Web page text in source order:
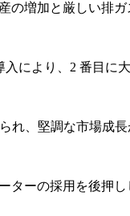
増加と厳しい排
により、2 番目に
、堅調な市場成長
ターの採用を後押し